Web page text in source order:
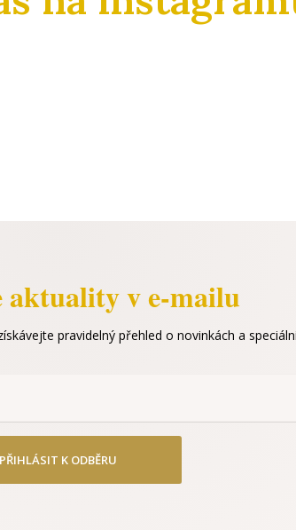
aktuality v e-mailu
pravidelný přehled o novinkách a
PŘIHLÁSIT K ODBĚRU